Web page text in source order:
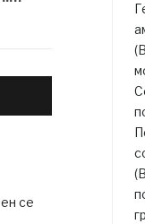
се